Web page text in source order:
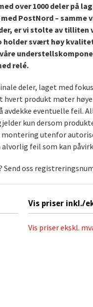
over 1000 deler på
PostNord –
er vi stolte av tilliten
holder svært høy
relé.
deler, laget med
produkt møter
eventuelle feil.
kun dersom
montering utenfor
feil som kan
Send oss
Vis priser inkl./
Vis priser ekskl.